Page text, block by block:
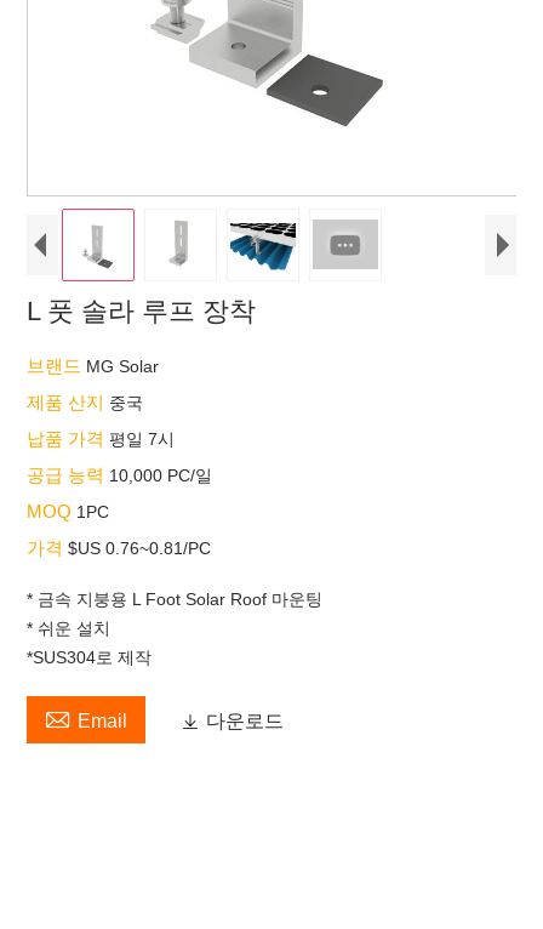
L 풋 솔라 루프 장착
브랜드 MG Solar
제품 산지 중국
납품 가격평일 7시
공급 능력 10,000 PC/일
MOQ 1PC
가격$US 0.76~0.81/PC
* 금속 지붕용 L Foot Solar Roof 마운팅
* 쉬운 설치
*SUS304로 제작
 Email  다운로드